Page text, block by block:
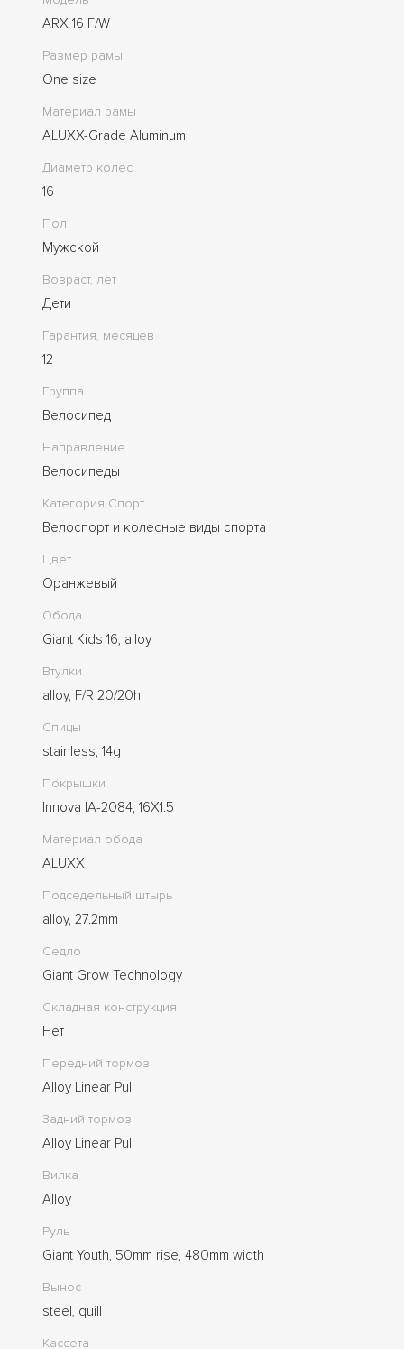
ARX 16 F/W
Размер рамы
One size
Материал рамы
ALUXX-Grade Aluminum
Диаметр колес
16
Пол
Мужской
Возраст, лет
Дети
Гарантия, месяцев
12
Группа
Велосипед
Направление
Велосипеды
Категория Спорт
Велоспорт и колесные виды спорта
Цвет
Оранжевый
Обода
Giant Kids 16, alloy
Втулки
alloy, F/R 20/20h
Спицы
stainless, 14g
Покрышки
Innova IA-2084, 16X1.5
Материал обода
ALUXX
Подседельный штырь
alloy, 27.2mm
Седло
Giant Grow Technology
Складная конструкция
Нет
Передний тормоз
Alloy Linear Pull
Задний тормоз
Alloy Linear Pull
Вилка
Alloy
Руль
Giant Youth, 50mm rise, 480mm width
Вынос
steel, quill
Кассета